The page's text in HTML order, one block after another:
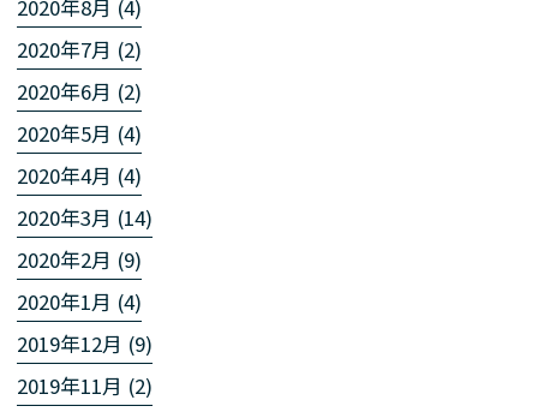
2020年8月 (4)
2020年7月 (2)
2020年6月 (2)
2020年5月 (4)
2020年4月 (4)
2020年3月 (14)
2020年2月 (9)
2020年1月 (4)
2019年12月 (9)
2019年11月 (2)